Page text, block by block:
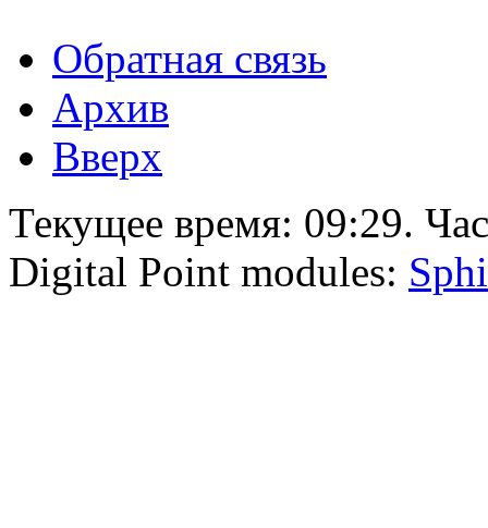
Обратная связь
Архив
Вверх
Текущее время: 09:29.
Digital Point modules: